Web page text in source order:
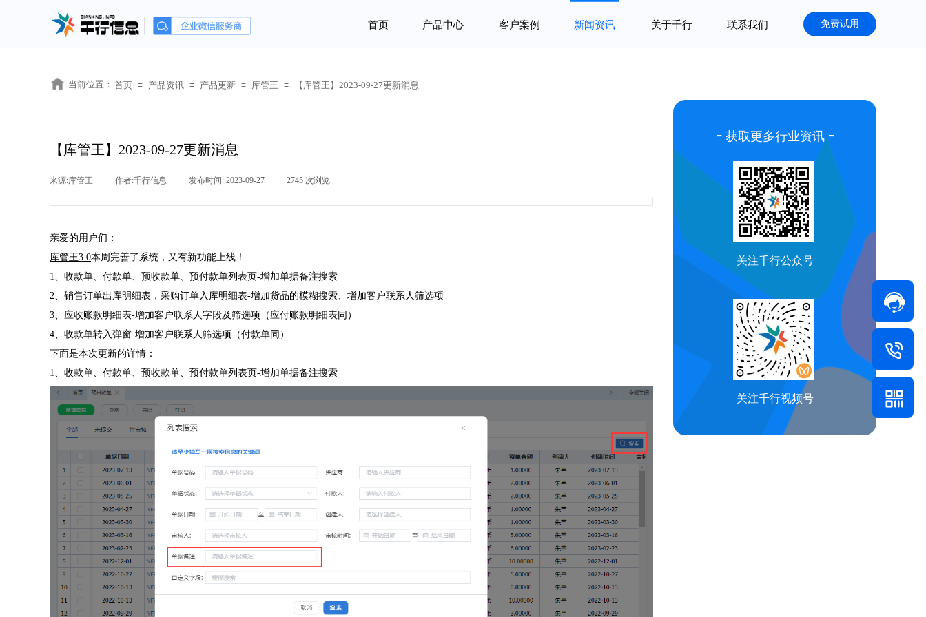
新闻资讯
客户案例
首页 产品中心 免费试用
联系我们
关于千行
当前位置： 首页 ≡ 产品资讯 ≡ 产品更新 ≡ 库管王 ≡ 【库管王】2023-09-27更新消息
- 获取更多行业资讯-
关注千行公众号
关注千行视频号
【库管王】2023-09-27更新消息
来源:库管王 作者:千行信息 发布时间: 2023-09-27 2745 次浏览
亲爱的用户们：
库管王3.0本周完善了系统，又有新功能上线！
1、收款单、付款单、预收款单、预付款单列表页-增加单据备注搜索
2、销售订单出库明细表，采购订单入库明细表-增加货品的模糊搜索、增加客户联系人筛选项
3、应收账款明细表-增加客户联系人字段及筛选项（应付账款明细表同）
4、收款单转入弹窗-增加客户联系人筛选项（付款单同）
下面是本次更新的详情：
1、收款单、付款单、预收款单、预付款单列表页-增加单据备注搜索